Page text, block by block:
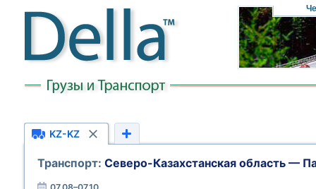
KZ-KZ
Транспорт: Северо-Казахстанская область —